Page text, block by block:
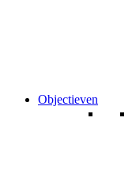
Objectieven